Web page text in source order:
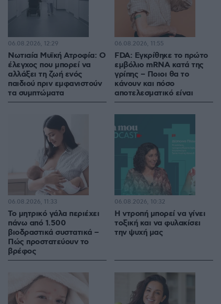
Νωτιαία Μυϊκή Ατροφία: Ο
έλεγχος που μπορεί να
αλλάξει τη ζωή ενός
παιδιού πριν εμφανιστούν
τα συμπτώματα
06.08.2026, 12:29
FDA: Εγκρίθηκε το πρώτο
εμβόλιο mRNA κατά της
γρίπης – Ποιοι θα το
κάνουν και πόσο
αποτελεσματικό είναι
06.08.2026, 11:55
Το μητρικό γάλα περιέχει
πάνω από 1.500
βιοδραστικά συστατικά –
Πώς προστατεύουν το
βρέφος
06.08.2026, 11:33
Η ντροπή μπορεί να γίνει
τοξική και να φυλακίσει
την ψυχή μας
06.08.2026, 10:32